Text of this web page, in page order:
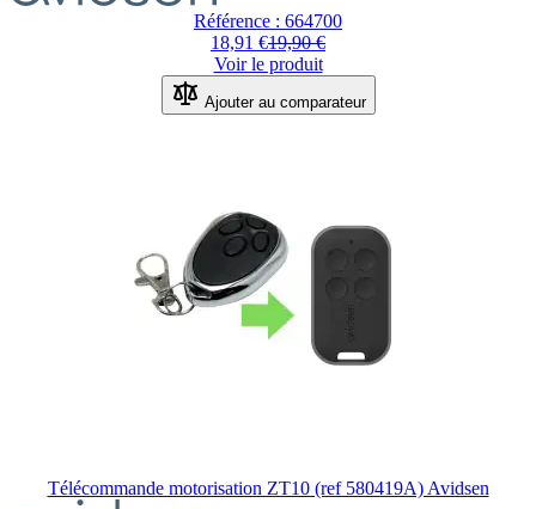
dépend
des
options
choisies
sur
la
Référence : 664700
18,91 €19,90 €
Voir le produit
Ajouter au comparateur
Télécommande motorisation ZT10 (ref 580419A) Avidsen